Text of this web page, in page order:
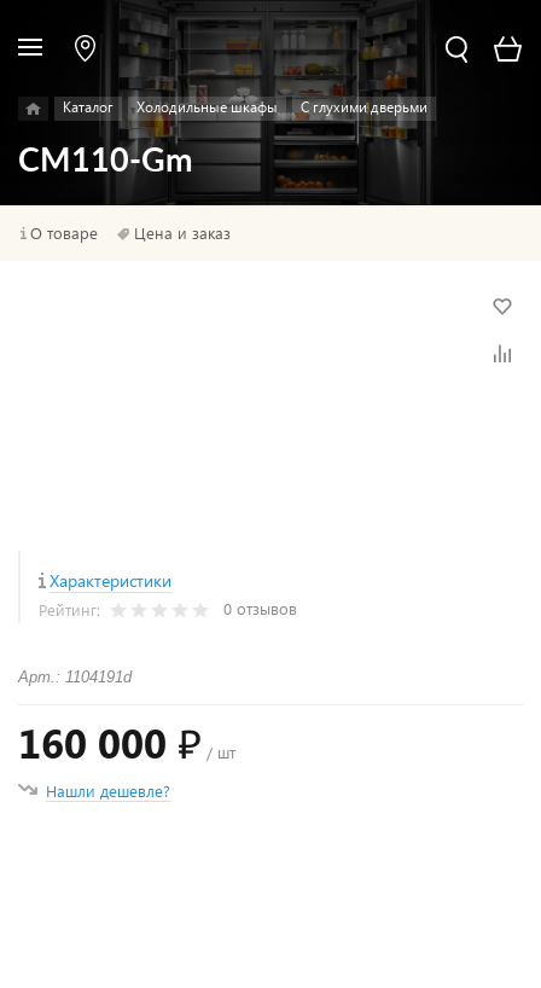
Каталог Холодильные шкафы С глухими дверьми
CM110-Gm
О товаре Цена и заказ
Характеристики
Рейтинг: 0 отзывов
Арт.: 1104191d
160 000 ₽ / шт
Нашли дешевле?